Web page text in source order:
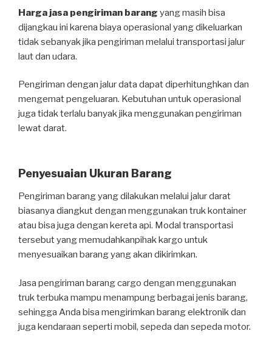
Harga jasa pengiriman barang yang masih bisa
dijangkau ini karena biaya operasional yang dikeluarkan
tidak sebanyak jika pengiriman melalui transportasi jalur
laut dan udara.
Pengiriman dengan jalur data dapat diperhitunghkan dan
mengemat pengeluaran. Kebutuhan untuk operasional
juga tidak terlalu banyak jika menggunakan pengiriman
lewat darat.
Penyesuaian Ukuran Barang
Pengiriman barang yang dilakukan melalui jalur darat
biasanya diangkut dengan menggunakan truk kontainer
atau bisa juga dengan kereta api. Modal transportasi
tersebut yang memudahkanpihak kargo untuk
menyesuaikan barang yang akan dikirimkan.
Jasa pengiriman barang cargo dengan menggunakan
truk terbuka mampu menampung berbagai jenis barang,
sehingga Anda bisa mengirimkan barang elektronik dan
juga kendaraan seperti mobil, sepeda dan sepeda motor.